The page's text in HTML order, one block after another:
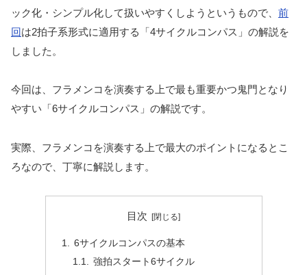
ック化・シンプル化して扱いやすくしようというもので、 前
回は2拍子系形式に適用する「4サイクルコンパス」の解説を
しました。
今回は、フラメンコを演奏する上で最も重要かつ鬼門となり
やすい「6サイクルコンパス」の解説です。
実際、フラメンコを演奏する上で最大のポイントになるとこ
ろなので、丁寧に解説します。
目次
6サイクルコンパスの基本
強拍スタート6サイクル